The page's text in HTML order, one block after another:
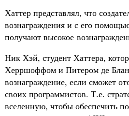
Хаттер представлял, что
вознаграждения и с его
получают высокое
Ник Хэй, студент Хаттера,
Херршоффом и Питером де
вознаграждение, если сможет
своих программистов. Т.е.
вселенную, чтобы обеспечить